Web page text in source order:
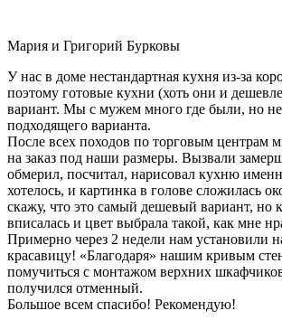
Мария и Григорий Бурковы
У нас в доме нестандартная кухня из-за
поэтому готовые кухни (хоть они и
вариант. Мы с мужем много где были, но
подходящего варианта.
После всех походов по торговым центрам
на заказ под наши размеры. Вызвали
обмерил, посчитал, нарисовал кухню
хотелось, и картинка в голове сложилась
скажу, что это самый дешевый вариант, но
вписалась и цвет выбрала такой, как мне
Примерно через 2 недели нам установили
красавицу! «Благодаря» нашим кривым
помучиться с монтажом верхних
получился отменный.
Большое всем спасибо! Рекомендую!